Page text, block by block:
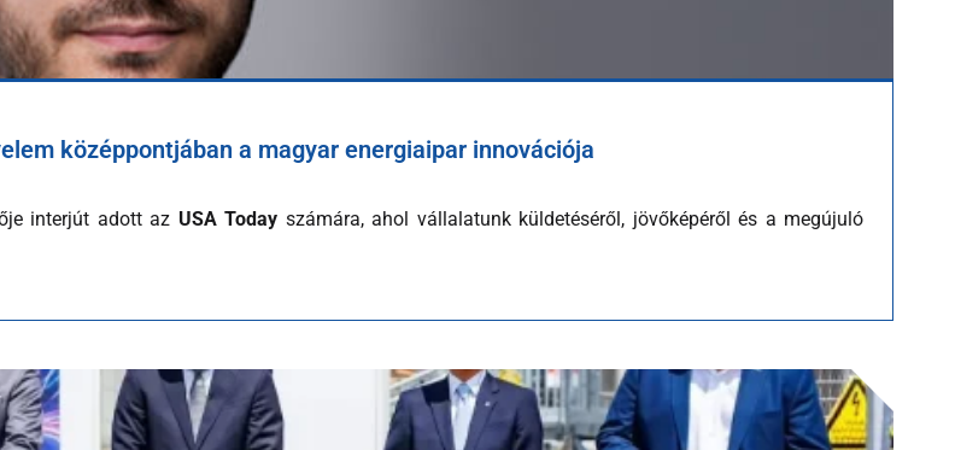
középpontjában a magyar energiaipar innovációja
interjút adott az USA Today számára, ahol vállalatunk küldetéséről, jövőképéről és a megújuló